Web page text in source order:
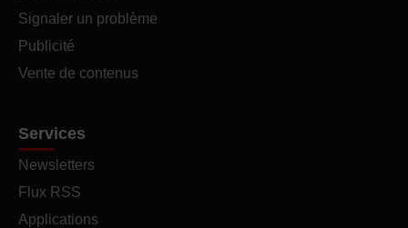
Signaler un problème
Publicité
Vente de contenus
Services
Newsletters
Flux RSS
Applications